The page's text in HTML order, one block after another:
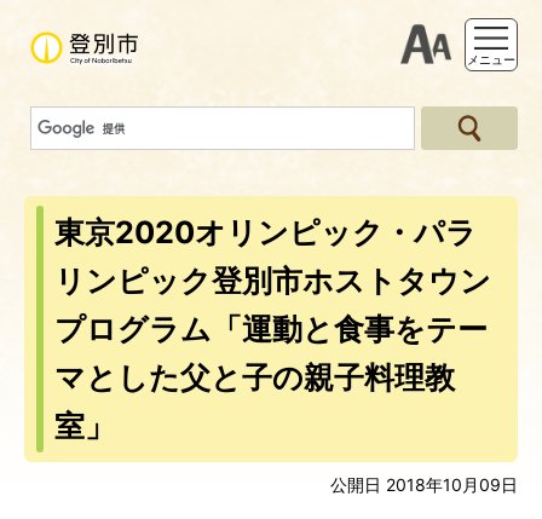
支援ツー
メニュー
東京2020オリンピック・パラ
リンピック登別市ホストタウン
プログラム「運動と食事をテー
マとした父と子の親子料理教
室」
公開日 2018年10月09日